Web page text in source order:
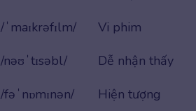
/ˈmaɪkrəfɪlm/
Vi phim
/nəʊˈtɪsəbl/
Dễ nhận thấy
/fəˈnɒmɪnən/ Hiện tượng